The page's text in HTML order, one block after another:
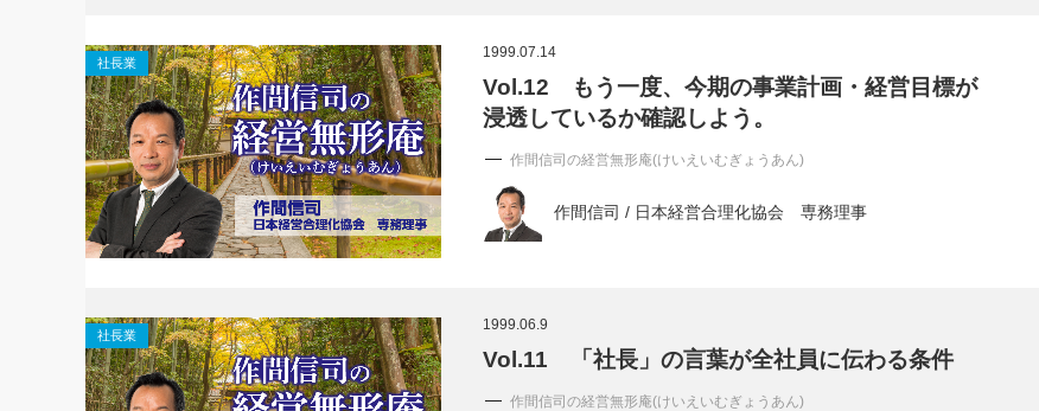
社長業
1999.07.14
Vol.12 もう一度、今期の事業計画・経営目標が
浸透しているか確認しよう。
作間信司の経営無形庵(けいえいむぎょうあん)
作間信司 / 日本経営合理化協会 専務理事
社長業
1999.06.9
Vol.11 「社長」の言葉が全社員に伝わる条件
作間信司の経営無形庵(けいえいむぎょうあん)